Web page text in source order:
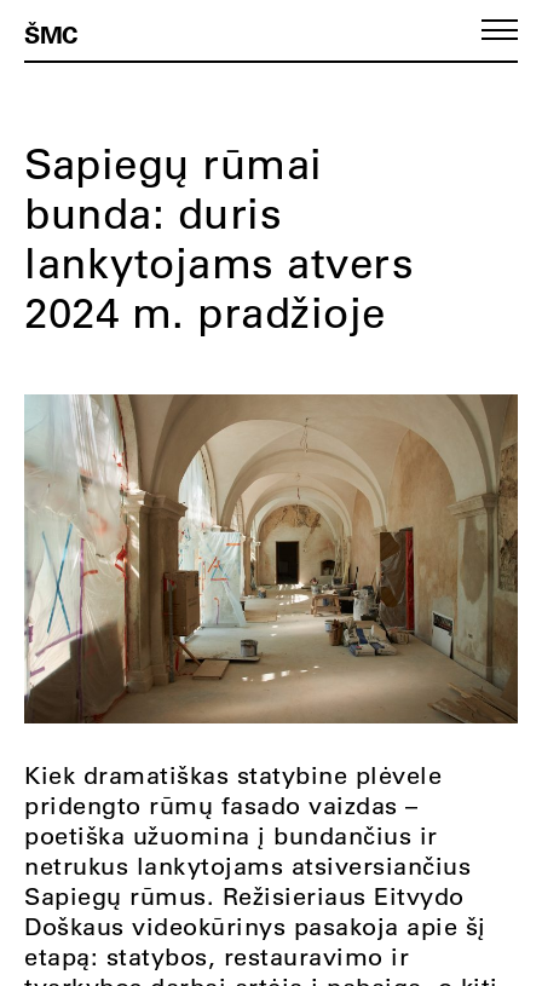
ŠMC
Sapiegų rūmai
bunda: duris
lankytojams atvers
2024 m. pradžioje
Kiek dramatiškas statybine plėvele
pridengto rūmų fasado vaizdas –
poetiška užuomina į bundančius ir
netrukus lankytojams atsiversiančius
Sapiegų rūmus. Režisieriaus Eitvydo
Doškaus videokūrinys pasakoja apie šį
etapą: statybos, restauravimo ir